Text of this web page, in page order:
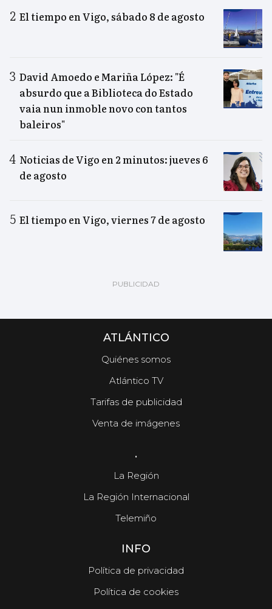
El tiempo en Vigo, sábado 8 de agosto
David Amoedo e Mariña López: "É
absurdo que a Biblioteca do Estado
vaia nun inmoble novo con tantos
baleiros"
Noticias de Vigo en 2 minutos: jueves 6
de agosto
El tiempo en Vigo, viernes 7 de agosto
ATLÁNTICO
Quiénes somos
Atlántico TV
Tarifas de publicidad
Venta de imágenes
.
La Región
La Región Internacional
Telemiño
INFO
Política de privacidad
Política de cookies